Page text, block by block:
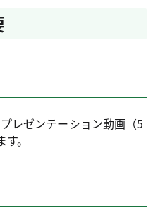
レゼンテーション動画（5
。